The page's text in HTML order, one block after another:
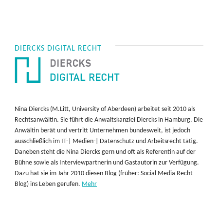
DIERCKS DIGITAL RECHT
Nina Diercks (M.Litt, University of Aberdeen) arbeitet seit 2010 als
Rechtsanwältin. Sie führt die Anwaltskanzlei Diercks in Hamburg. Die
Anwältin berät und vertritt Unternehmen bundesweit, ist jedoch
ausschließlich im IT-| Medien-| Datenschutz und Arbeitsrecht tätig.
Daneben steht die Nina Diercks gern und oft als Referentin auf der
Bühne sowie als Interviewpartnerin und Gastautorin zur Verfügung.
Dazu hat sie im Jahr 2010 diesen Blog (früher: Social Media Recht
Blog) ins Leben gerufen. Mehr